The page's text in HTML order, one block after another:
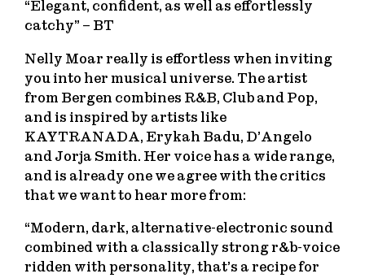
“Elegant, confident, as well as effortlessly
catchy” – BT
Nelly Moar really is effortless when inviting
you into her musical universe. The artist
from Bergen combines R&B, Club and Pop,
and is inspired by artists like
KAYTRANADA, Erykah Badu, D’Angelo
and Jorja Smith. Her voice has a wide range,
and is already one we agree with the critics
that we want to hear more from:
“Modern, dark, alternative-electronic sound
combined with a classically strong r&b-voice
ridden with personality, that’s a recipe for